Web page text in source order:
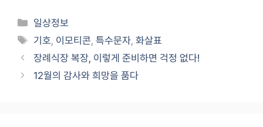
Categories
일상정보
Tags
기호 이모티콘 ,특수문자 ,화살표
장례식장 복장, 이렇게 준비하면 걱정 없다!
12월의 감사와 희망을 품다